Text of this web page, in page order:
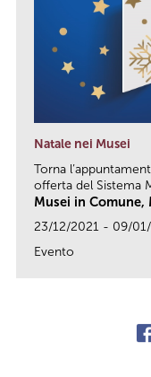
Natale nei Musei
Torna
offerta del Sistema
Musei in
23/12/2021 - 09/
Evento